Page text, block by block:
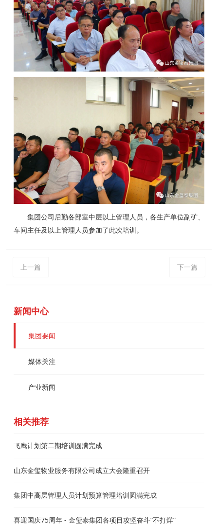
集团公司后勤各部室中层以上管理人员，各生产单位副矿、
车间主任及以上管理人员参加了此次培训 。
上一篇 下一篇
新闻中心
集团要闻
媒体关注
产业新闻
相关推荐
飞鹰计划第二期培训圆满完成
山东金玺物业服务有限公司成立大会隆重召开
集团中高层管理人员计划预算管理培训圆满完成
喜迎国庆75周年 - 金玺泰集团各项目攻坚奋斗“不打烊”